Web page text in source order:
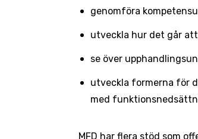
genomföra
utveckla hur det går
se över
utveckla formerna för
med
MFD har flera stöd som